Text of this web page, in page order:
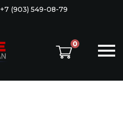
+7 (903) 549-08-79
0